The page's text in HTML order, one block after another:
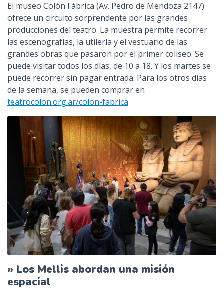
El museo Colón Fábrica (Av. Pedro de Mendoza 2147)
ofrece un circuito sorprendente por las grandes
producciones del teatro. La muestra permite recorrer
las escenografías, la utilería y el vestuario de las
grandes obras que pasaron por el primer coliseo. Se
puede visitar todos los días, de 10 a 18. Y los martes se
puede recorrer sin pagar entrada. Para los otros días
de la semana, se pueden comprar en
teatrocolon.org.ar/colon-fabrica
» Los Mellis abordan una misión
espacial